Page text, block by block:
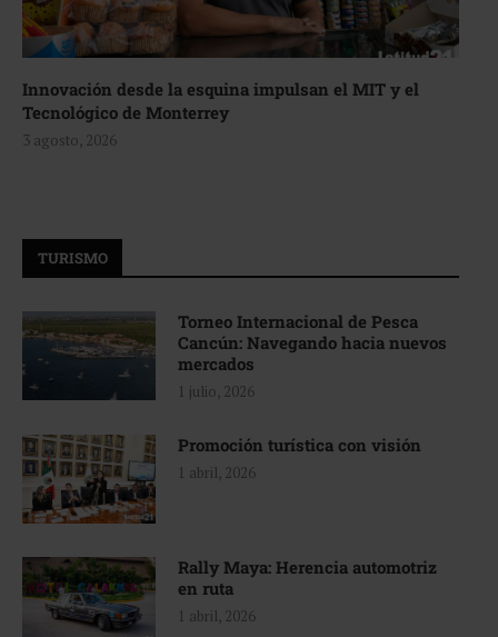
Innovación desde la esquina impulsan el MIT y el
Tecnológico de Monterrey
3 agosto, 2026
TURISMO
Torneo Internacional de Pesca
Cancún: Navegando hacia nuevos
mercados
1 julio, 2026
Promoción turística con visión
1 abril, 2026
Rally Maya: Herencia automotriz
en ruta
1 abril, 2026